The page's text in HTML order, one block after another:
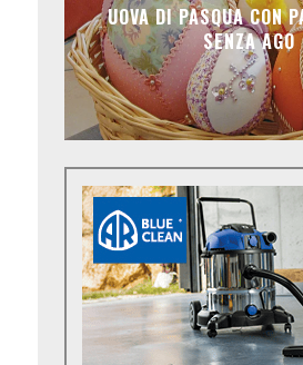
UOVA DI PASQUA CON
SENZA AGO